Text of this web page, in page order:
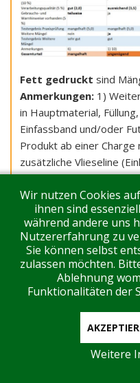
Fett gedruckt sind
Anmerkungen: 1)
in Hauptmaterial,
Einfassband und/oder
Produkt ab einer
zusätzliche Vlieseline
Schutzabdeckung.
Raumtemperatur und
berücksichtigen.“ in der
und für die nächsten
vorrausichtlich für
ausgeliefert würden. 3)
Schlafsackkonzept samt
überarbeitet. 4) Laut
Einhaltung der
entsprechend
Waschergebnisse
einer schlechten
Wir nutzen Cookies
ihnen sind
während andere uns
Nutzererfahrung zu
Sie können selbst
zulassen möchten.
Ablehnung
Funktionalitäten der
Weitere